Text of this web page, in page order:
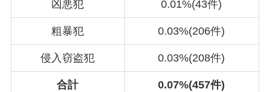
凶悪犯 0.01%(43件)
粗暴犯 0.03%(206件)
侵入窃盗犯 0.03%(208件)
合計 0.07%(457件)